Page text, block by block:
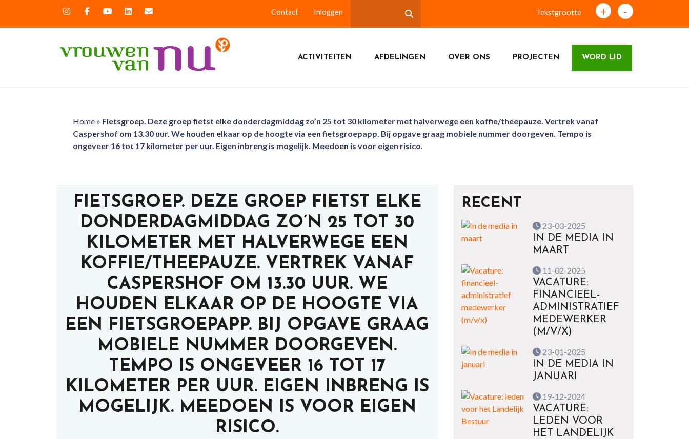
Contact Inloggen Tekstgrootte + -
ACTIVITEITEN AFDELINGEN OVER ONS PROJECTEN WORD LID
Home» Fietsgroep. Deze groep fietst elke donderdagmiddag zo’n 25 tot 30 kilometer met halverwege een koffie/theepauze. Vertrek vanaf
Caspershof om 13.30 uur. We houden elkaar op de hoogte via een fietsgroepapp. Bij opgave graag mobiele nummer doorgeven. Tempo is
ongeveer 16 tot 17 kilometer per uur. Eigen inbreng is mogelijk. Meedoen is voor eigen risico.
FIETSGROEP. DEZE GROEP FIETST ELKE
DONDERDAGMIDDAG ZO’N 25 TOT 30
KILOMETER MET HALVERWEGE EEN
KOFFIE/THEEPAUZE. VERTREK VANAF
CASPERSHOF OM 13.30 UUR. WE
HOUDEN ELKAAR OP DE HOOGTE VIA
EEN FIETSGROEPAPP. BIJ OPGAVE GRAAG
MOBIELE NUMMER DOORGEVEN.
TEMPO IS ONGEVEER 16 TOT 17
KILOMETER PER UUR. EIGEN INBRENG IS
MOGELIJK. MEEDOEN IS VOOR EIGEN
RISICO.
RECENT
23-03-2025
IN DE MEDIA IN
MAART
11-02-2025
VACATURE:
FINANCIEEL-
ADMINISTRATIEF
MEDEWERKER
(M/V/X)
23-01-2025
IN DE MEDIA IN
JANUARI
19-12-2024
VACATURE:
LEDEN VOOR
HET LANDELIJK